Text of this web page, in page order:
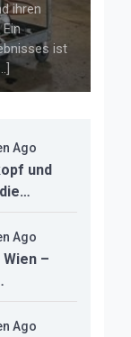
ihren
ist
Ago
und
liege
für ihr
Ago
–
Ago